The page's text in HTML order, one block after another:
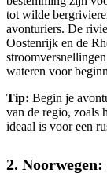
tot wilde
avonturiers. De
Oostenrijk en de
wateren voor
Tip: Begin je
van de regio, zoals
ideaal is voor een
2.